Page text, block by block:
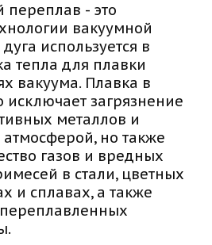
переплав - это
вакуумной
используется в
тепла для плавки
вакуума. Плавка в
исключает загрязнение
металлов и
но также
газов и вредных
в стали, цветных
и сплавах, а также
переплавленных